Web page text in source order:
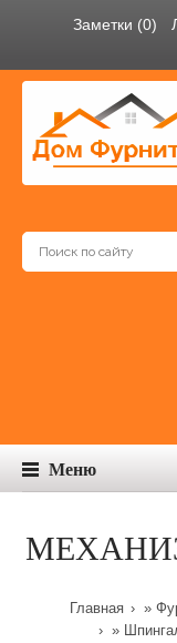
Заметки (0)
Меню
Главная »
»